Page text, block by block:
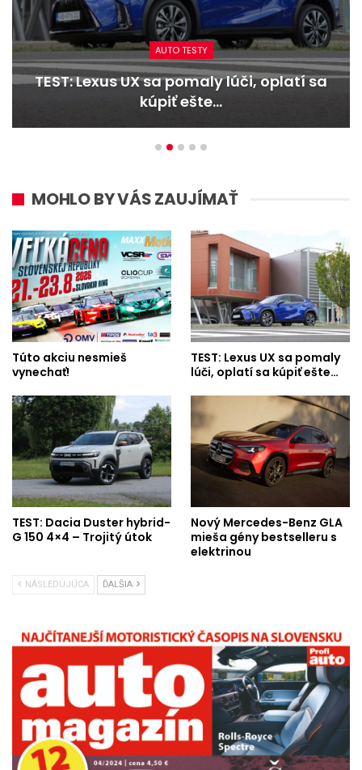
AUTO TESTY
TEST: Lexus UX sa pomaly lúči, oplatí sa
kúpiť ešte…
MOHLO BY VÁS ZAUJÍMAŤ
Túto akciu nesmieš
vynechať!
TEST: Lexus UX sa pomaly
lúči, oplatí sa kúpiť ešte…
TEST: Dacia Duster hybrid-
G 150 4×4 – Trojitý útok
Nový Mercedes-Benz GLA
mieša gény bestselleru s
elektrinou
NÁSLEDUJÚCA ĎALŠIA